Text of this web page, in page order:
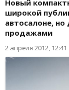
Новый
широкой
автосалоне,
продажами
2 апреля 2012, 12:41